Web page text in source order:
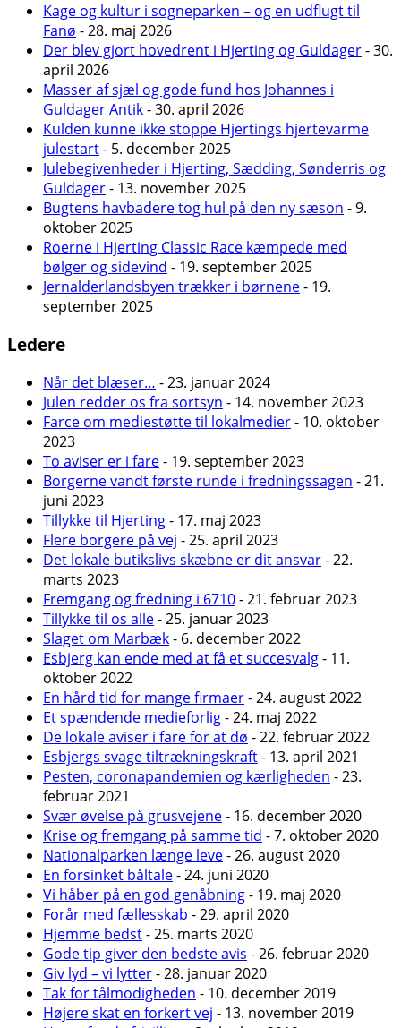
Kage og kultur i sogneparken – og en udflugt til
Fanø - 28. maj 2026
Der blev gjort hovedrent i Hjerting og Guldager- 30.
april 2026
Masser af sjæl og gode fund hos Johannes i
Guldager Antik- 30. april 2026
Kulden kunne ikke stoppe Hjertings hjertevarme
julestart- 5. december 2025
Julebegivenheder i Hjerting, Sædding, Sønderris og
Guldager- 13. november 2025
Bugtens havbadere tog hul på den ny sæson - 9.
oktober 2025
Roerne i Hjerting Classic Race kæmpede med
bølger og sidevind - 19. september 2025
Jernalderlandsbyen trækker i børnene- 19.
september 2025
Ledere
Når det blæser… - 23. januar 2024
Julen redder os fra sortsyn - 14. november 2023
Farce om mediestøtte til lokalmedier- 10. oktober
2023
To aviser er i fare- 19. september 2023
Borgerne vandt første runde i fredningssagen - 21.
juni 2023
Tillykke til Hjerting- 17. maj 2023
Flere borgere på vej - 25. april 2023
Det lokale butikslivs skæbne er dit ansvar- 22.
marts 2023
Fremgang og fredning i 6710- 21. februar 2023
Tillykke til os alle- 25. januar 2023
Slaget om Marbæk- 6. december 2022
Esbjerg kan ende med at få et succesvalg- 11.
oktober 2022
En hård tid for mange firmaer- 24. august 2022
Et spændende medieforlig- 24. maj 2022
De lokale aviser i fare for at dø - 22. februar 2022
Esbjergs svage tiltrækningskraft- 13. april 2021
Pesten, coronapandemien og kærligheden - 23.
februar 2021
Svær øvelse på grusvejene- 16. december 2020
Krise og fremgang på samme tid - 7. oktober 2020
Nationalparken længe leve- 26. august 2020
En forsinket båltale- 24. juni 2020
Vi håber på en god genåbning- 19. maj 2020
Forår med fællesskab - 29. april 2020
Hjemme bedst- 25. marts 2020
Gode tip giver den bedste avis - 26. februar 2020
Giv lyd – vi lytter- 28. januar 2020
Tak for tålmodigheden - 10. december 2019
Højere skat en forkert vej - 13. november 2019